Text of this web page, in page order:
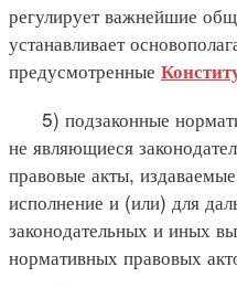
регулирует важнейшие
устанавливает
предусмотренные
5) подзаконные
не являющиеся
правовые акты,
исполнение и (или) для
законодательных и иных
нормативных правовых